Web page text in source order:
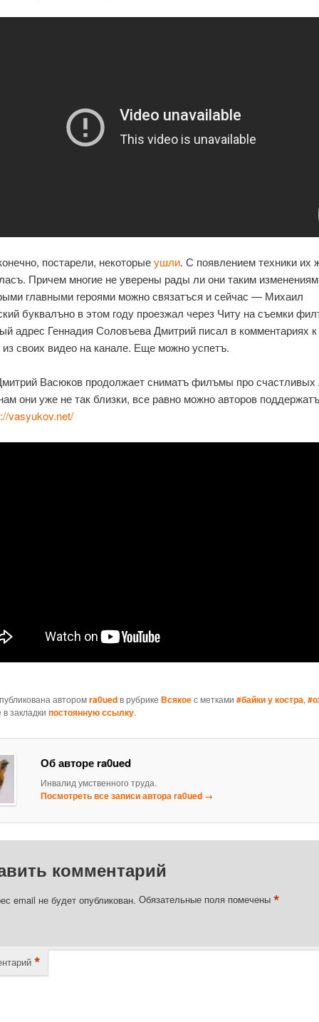
постарели, некоторыеушли. С появлением техники их
Причем многие не уверены рады ли они таким
главными героями можно связатъся и сейчас — Михаил
буквалъно в этом году проезжал через Читу на съемки
адрес Геннадия Соловъева Дмитрий писал в комментариях к
своих видео на канале. Еще можно успетъ.
Васюков продолжает сниматъ филъмы про
они уже не так близки, все равно можно авторов поддержатъ
vasyukov.net/
авторомra0uedв рубрикеВсякоес метками#байки у костра,
в закладкипостоянную ссылку.
Об авторе ra0ued
Инвалид умственного труда.
Посмотреть все записи автора ra0ued →
комментарий
email не будет опубликован. Обязательные поля помечены*
*